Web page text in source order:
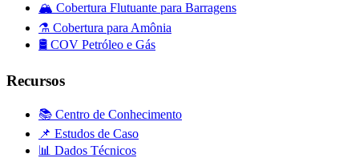
🏔️ Cobertura Flutuante para Barragens
⚗️ Cobertura para Amônia
🛢️ COV Petróleo e Gás
Recursos
📚 Centro de Conhecimento
📌 Estudos de Caso
📊 Dados Técnicos